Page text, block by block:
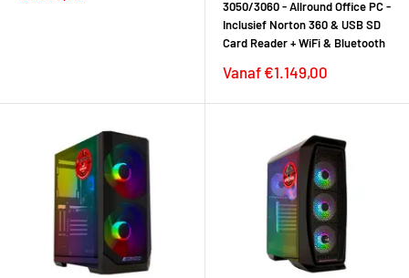
3050/3060 - Allround Office PC -
Inclusief Norton 360 & USB SD
Card Reader + WiFi & Bluetooth
Verkoopprijs
Vanaf €1.149,00